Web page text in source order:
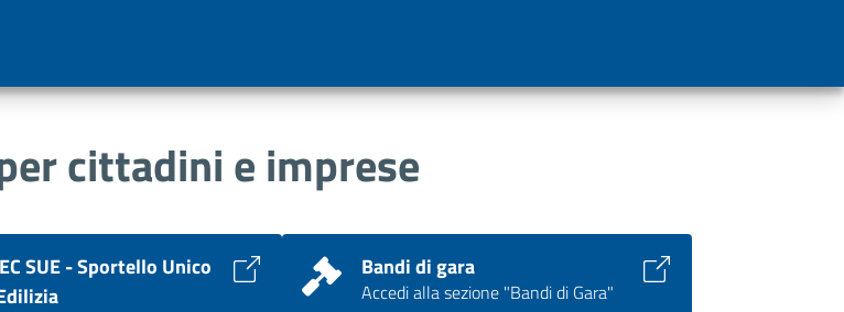
cittadini e imprese
SUE - Sportello Unico
Bandi di gara
Accedi alla sezione "Bandi di Gara"